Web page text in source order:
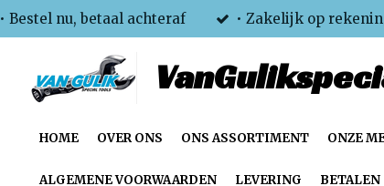
• Bestel nu, betaal achteraf • Zakelijk op
HOME OVER ONS ONS ASSORTIMENT ONZE
ALGEMENE VOORWAARDEN LEVERING BETALEN